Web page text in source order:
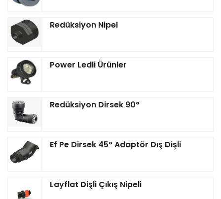
Redüksiyon Nipel
Power Ledli Ürünler
Redüksiyon Dirsek 90°
Ef Pe Dirsek 45° Adaptör Dış Dişli
Layflat Dişli Çıkış Nipeli